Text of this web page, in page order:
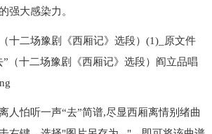
强大感染力。
人怕听一声“去”简谱,尽显西厢离情别绪曲